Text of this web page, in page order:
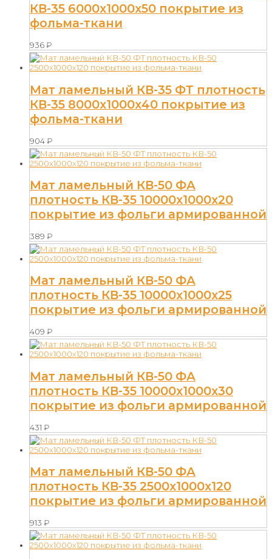
КВ-35 6000х1000х50 покрытие из
фольма-ткани
936₽
Мат ламельный КВ-35 ФТ плотность
КВ-35 8000х1000х40 покрытие из
фольма-ткани
904₽
Мат ламельный КВ-50 ФА
плотность КВ-35 10000х1000х20
покрытие из фольги армированной
389 ₽
Мат ламельный КВ-50 ФА
плотность КВ-35 10000х1000х25
покрытие из фольги армированной
409 ₽
Мат ламельный КВ-50 ФА
плотность КВ-35 10000х1000х30
покрытие из фольги армированной
431 ₽
Мат ламельный КВ-50 ФА
плотность КВ-35 2500х1000х120
покрытие из фольги армированной
913 ₽